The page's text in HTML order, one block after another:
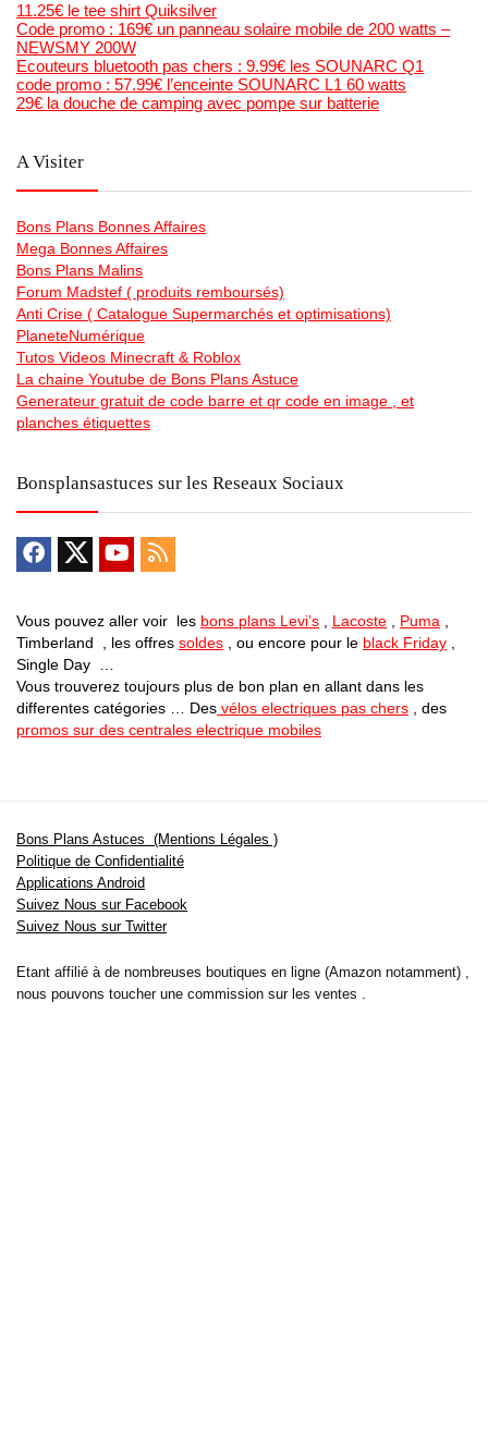
11.25€ le tee shirt Quiksilver
Code promo : 169€ un panneau solaire mobile de 200 watts –
NEWSMY 200W
Ecouteurs bluetooth pas chers : 9.99€ les SOUNARC Q1
code promo : 57.99€ l’enceinte SOUNARC L1 60 watts
29€ la douche de camping avec pompe sur batterie
A Visiter
Bons Plans Bonnes Affaires
Mega Bonnes Affaires
Bons Plans Malins
Forum Madstef ( produits remboursés)
Anti Crise ( Catalogue Supermarchés et optimisations)
PlaneteNumérique
Tutos Videos Minecraft & Roblox
La chaine Youtube de Bons Plans Astuce
Generateur gratuit de code barre et qr code en image , et
planches étiquettes
Bonsplansastuces sur les Reseaux Sociaux
Vous pouvez aller voir les bons plans Levi’s , Lacoste , Puma ,
Timberland , les offres soldes , ou encore pour le black Friday ,
Single Day …
Vous trouverez toujours plus de bon plan en allant dans les
differentes catégories … Des vélos electriques pas chers , des
promos sur des centrales electrique mobiles
Bons Plans Astuces (Mentions Légales )
Politique de Confidentialité
Applications Android
Suivez Nous sur Facebook
Suivez Nous sur Twitter
Etant affilié à de nombreuses boutiques en ligne (Amazon notamment) ,
nous pouvons toucher une commission sur les ventes .